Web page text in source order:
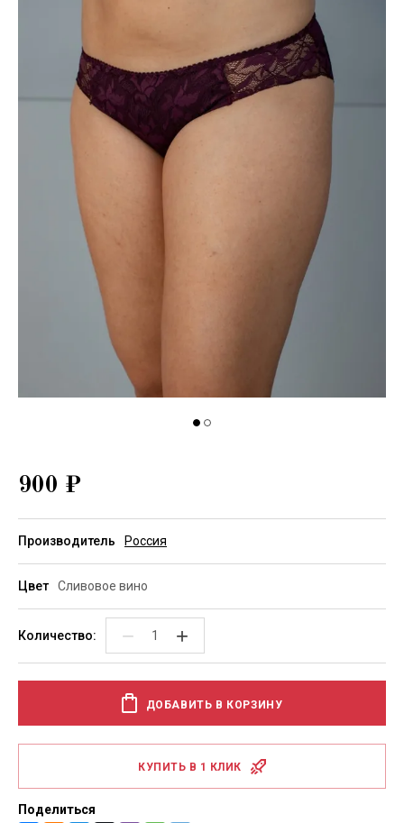
900 ₽
Производитель Россия
Цвет Сливовое вино
Количество: − +
ДОБАВИТЬ В КОРЗИНУ
КУПИТЬ В 1 КЛИК
Поделиться